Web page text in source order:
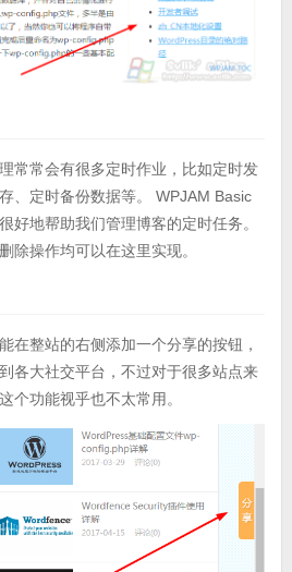
常常会有很多定时作业，比如定时发
、定时备份数据等。 WPJAM Basic
好地帮助我们管理博客的定时任务。
除操作均可以在这里实现。
在整站的右侧添加一个分享的按钮，
各大社交平台，不过对于很多站点来
个功能视乎也不太常用。